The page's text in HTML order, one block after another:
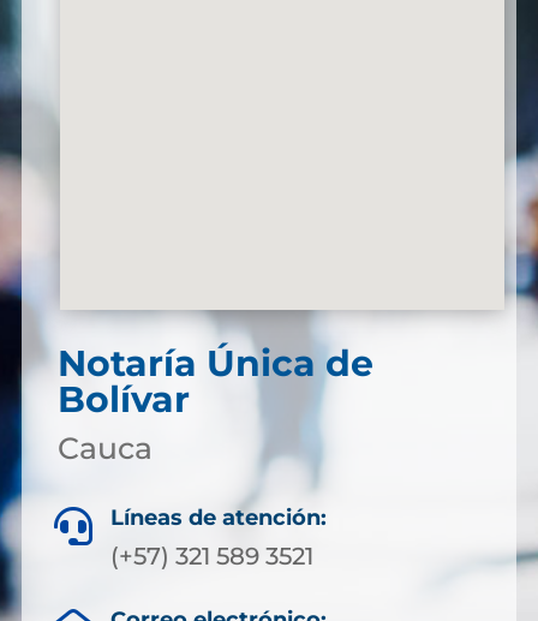
Notaría Única de
Bolívar
Cauca
 Líneas de atención:
(+57) 321 589 3521